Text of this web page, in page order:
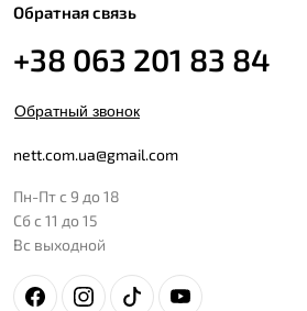
Обратная связь
+38 063 201 83 84
Обратный звонок
nett.com.ua@gmail.com
Пн-Пт с 9 до 18
Сб с 11 до 15
Вс выходной